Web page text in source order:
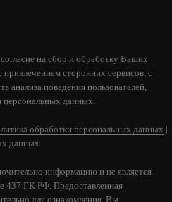
В КОРЗИНУ
на сбор и обработку Ваших
сторонних сервисов, с
анализа поведения пользователей,
персональных данных.
обработки персональных данных |
данных
информацию и не является
437 ГК РФ. Предоставленная
для ознакомления. Вы